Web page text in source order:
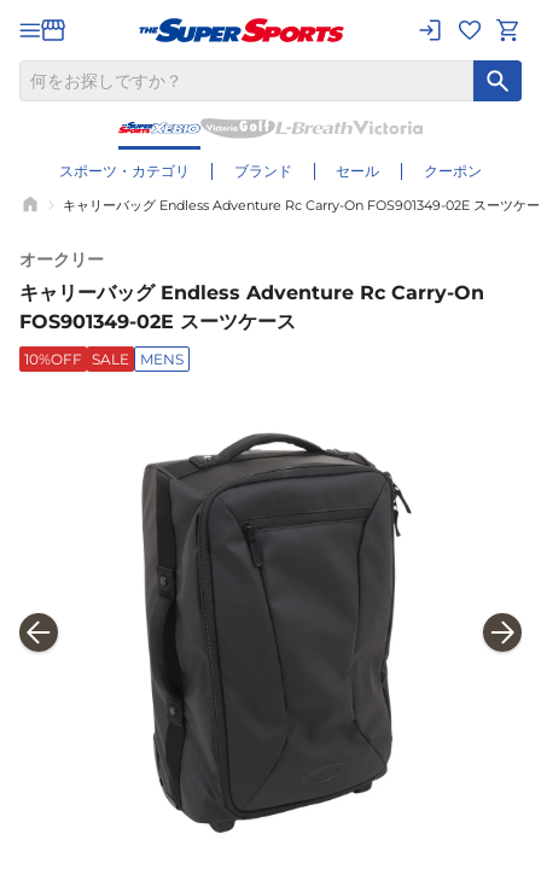
スポーツ・カテゴリ ブランド セール クーポン
キャリーバッグ Endless Adventure Rc Carry-On FOS901349-02E スーツケ
オークリー
キャリーバッグ Endless Adventure Rc Carry-On
FOS901349-02E スーツケース
10%OFF SALE MENS